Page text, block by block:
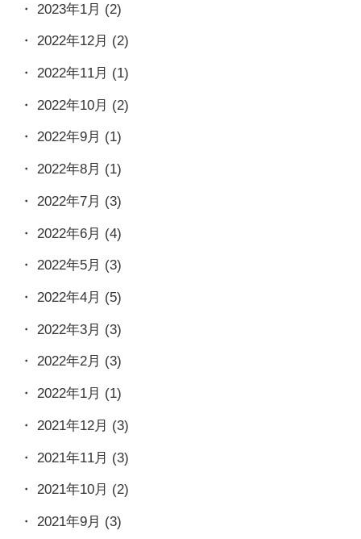
2023年1月 (2)
2022年12月 (2)
2022年11月 (1)
2022年10月 (2)
2022年9月 (1)
2022年8月 (1)
2022年7月 (3)
2022年6月 (4)
2022年5月 (3)
2022年4月 (5)
2022年3月 (3)
2022年2月 (3)
2022年1月 (1)
2021年12月 (3)
2021年11月 (3)
2021年10月 (2)
2021年9月 (3)